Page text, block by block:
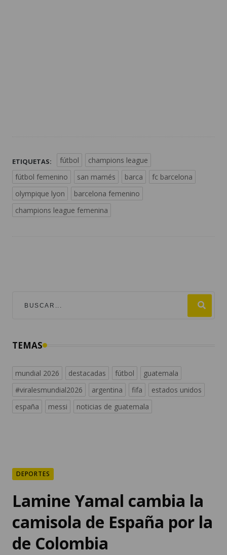
ETIQUETAS: fútbol
champions league
fútbol femenino
san mamés barca
fc barcelona
olympique lyon
barcelona femenino
champions league femenina
TEMAS
mundial 2026 destacadas fútbol
guatemala
#viralesmundial2026
argentina fifa
estados unidos
españa
messi noticias de guatemala
DEPORTES
Lamine Yamal cambia la
camisola de España por la
de Colombia